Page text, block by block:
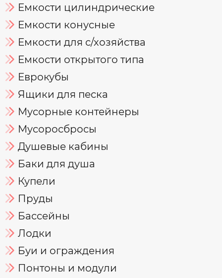
Емкости цилиндрические
Емкости конусные
Емкости для с/хозяйства
Емкости открытого типа
Еврокубы
Ящики для песка
Мусорные контейнеры
Мусоросбросы
Душевые кабины
Баки для душа
Купели
Пруды
Бассейны
Лодки
Буи и ограждения
Понтоны и модули